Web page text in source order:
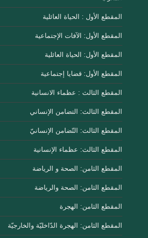
المقطع الأول : الحياة العائلية
المقطع الأول: الآفات الإجتماعية
المقطع الأول: الحياة العائلية
المقطع الأول: قضايا إجتماعية
المقطع الثالث : عظماء الانسانية
المقطع الثالث: التضامن الإنساني
المقطع الثالث: التّضامن الإنسانيّ
المقطع الثالث: عظماء الإنسانية
المقطع الثامن: الصحة و الرياضة
المقطع الثامن: الصحة والرياضة
المقطع الثامن: الهجرة
المقطع الثامن: الهجرة الدّاخليّة والخارجيّة